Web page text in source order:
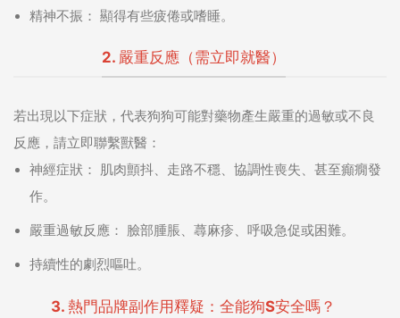
精神不振： 顯得有些疲倦或嗜睡。
2. 嚴重反應（需立即就醫）
若出現以下症狀，代表狗狗可能對藥物產生嚴重的過敏或不良
反應，請立即聯繫獸醫：
神經症狀： 肌肉顫抖、走路不穩、協調性喪失、甚至癲癇發
作。
嚴重過敏反應： 臉部腫脹、蕁麻疹、呼吸急促或困難。
持續性的劇烈嘔吐。
3. 熱門品牌副作用釋疑：全能狗S安全嗎？